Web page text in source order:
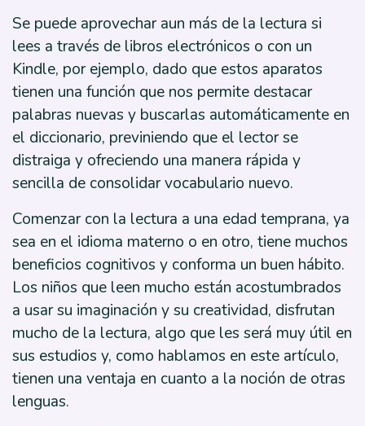
Se puede aprovechar aun más de la lectura si
lees a través de libros electrónicos o con un
Kindle, por ejemplo, dado que estos aparatos
tienen una función que nos permite destacar
palabras nuevas y buscarlas automáticamente en
el diccionario, previniendo que el lector se
distraiga y ofreciendo una manera rápida y
sencilla de consolidar vocabulario nuevo.
Comenzar con la lectura a una edad temprana, ya
sea en el idioma materno o en otro, tiene muchos
beneficios cognitivos y conforma un buen hábito.
Los niños que leen mucho están acostumbrados
a usar su imaginación y su creatividad, disfrutan
mucho de la lectura, algo que les será muy útil en
sus estudios y, como hablamos en este artículo,
tienen una ventaja en cuanto a la noción de otras
lenguas.